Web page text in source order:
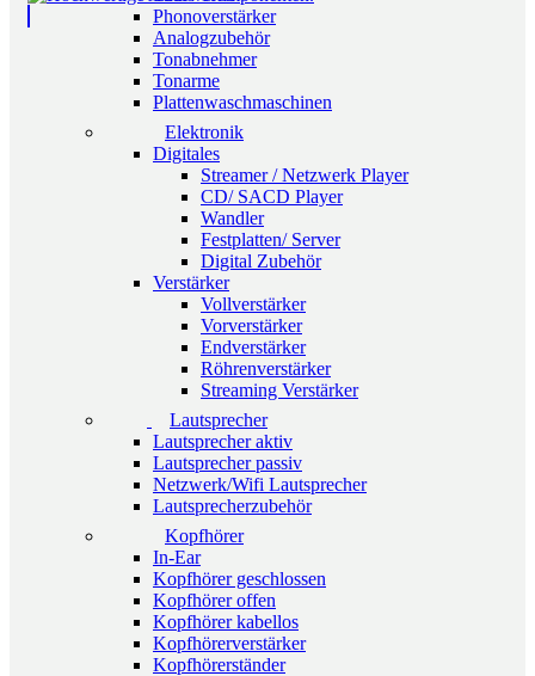
Phonoverstärker
Analogzubehör
Tonabnehmer
Tonarme
Plattenwaschmaschinen
Elektronik
Digitales
Streamer / Netzwerk Player
CD/ SACD Player
Wandler
Festplatten/ Server
Digital Zubehör
Verstärker
Vollverstärker
Vorverstärker
Endverstärker
Röhrenverstärker
Streaming Verstärker
Lautsprecher
Lautsprecher aktiv
Lautsprecher passiv
Netzwerk/Wifi Lautsprecher
Lautsprecherzubehör
Kopfhörer
In-Ear
Kopfhörer geschlossen
Kopfhörer offen
Kopfhörer kabellos
Kopfhörerverstärker
Kopfhörerständer